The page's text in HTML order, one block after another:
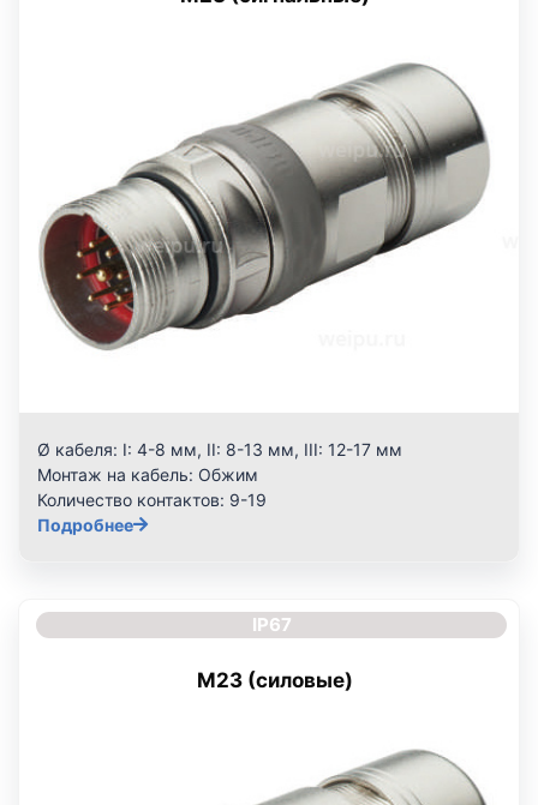
Ø кабеля: I: 4-8 мм, II: 8-13 мм, III: 12-17 мм
Монтаж на кабель: Обжим
Количество контактов: 9-19
Подробнее
M23 (силовые)
IP67